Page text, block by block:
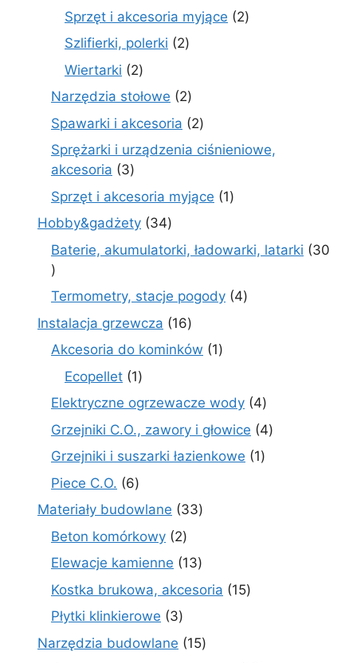
produkty
Sprzęt i akcesoria myjące 22
Szlifierki, polerki 22
Wiertarki 22
produkty
Narzędzia stołowe 22
produkty
Spawarki i akcesoria 22
produkty
Sprężarki i urządzenia ciśnieniowe,
akcesoria
33
produkty
Sprzęt i akcesoria myjące 11
Hobby&gadżety 3434
produkty
Baterie, akumulatorki, ładowarki, latarki
30
30
produktów
Termometry, stacje pogody 44
Instalacja grzewcza 1616
produktów
Akcesoria do kominków 11
Ecopellet 11
Elektryczne ogrzewacze wody 44
produkty
Grzejniki C.O., zawory i głowice 44
Grzejniki i suszarki łazienkowe 11
Piece C.O. 66
produktów
Materiały budowlane 3333
Beton komórkowy 22
produkty
Elewacje kamienne 1313
produktów
Kostka brukowa, akcesoria 1515
Płytki klinkierowe 33
produkty
Narzędzia budowlane 1515